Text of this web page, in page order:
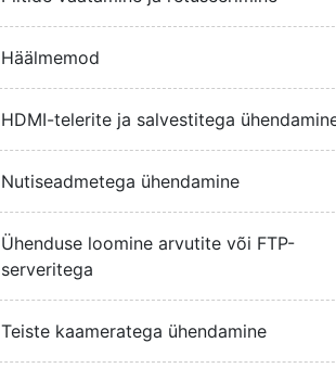
Häälmemod
HDMI-telerite ja salvestitega
Nutiseadmetega ühendamine
Ühenduse loomine arvutite või FTP-
serveritega
Teiste kaameratega ühendamine